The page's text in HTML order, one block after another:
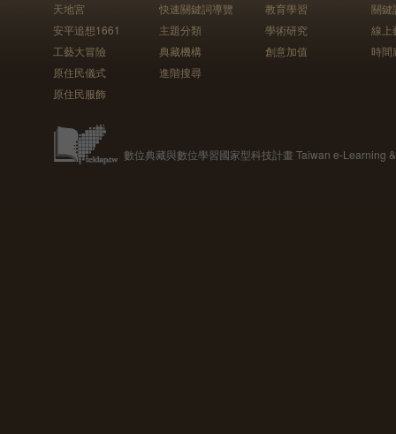
天地宮
安平追想1661
工藝大冒險
原住民儀式
原住民服飾
快速關鍵詞導覽
主題分類
典藏機構
進階搜尋
教育學習
學術研究
創意加值
關鍵
線上
時間
數位典藏與數位學習國家型科技計畫 Taiwan e-Learning